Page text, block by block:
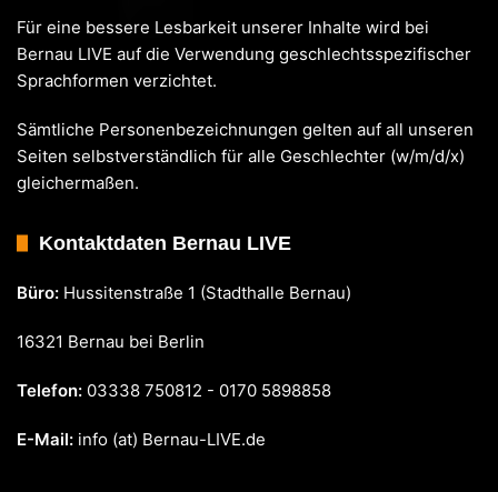
Für eine bessere Lesbarkeit unserer Inhalte wird bei
Bernau LIVE auf die Verwendung geschlechtsspezifischer
Sprachformen verzichtet.
Sämtliche Personenbezeichnungen gelten auf all unseren
Seiten selbstverständlich für alle Geschlechter (w/m/d/x)
gleichermaßen.
Kontaktdaten Bernau LIVE
Büro: Hussitenstraße 1 (Stadthalle Bernau)
16321 Bernau bei Berlin
Telefon: 03338 750812 - 0170 5898858
E-Mail: info (at) Bernau-LIVE.de